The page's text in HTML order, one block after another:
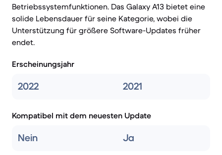
Betriebssystemfunktionen. Das Galaxy A13 bietet eine
solide Lebensdauer für seine Kategorie, wobei die
Unterstützung für größere Software-Updates früher
endet.
Erscheinungsjahr
2022 2021
Kompatibel mit dem neuesten Update
Nein Ja